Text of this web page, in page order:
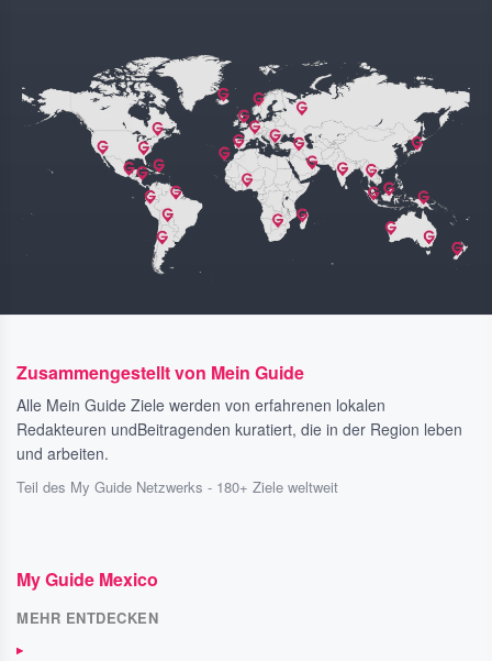
Zusammengestellt von Mein Guide
Alle Mein Guide Ziele werden von erfahrenen lokalen
Redakteuren undBeitragenden kuratiert, die in der Region leben
und arbeiten.
Teil des My Guide Netzwerks - 180+ Ziele weltweit
My Guide Mexico
MEHR ENTDECKEN